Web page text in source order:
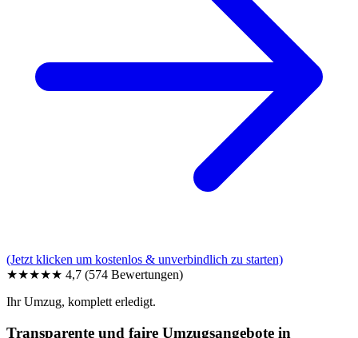
(Jetzt klicken um kostenlos & unverbindlich zu starten)
★★★★★ 4,7 (574 Bewertungen)
Ihr Umzug, komplett erledigt.
Transparente und faire Umzugsangebote in